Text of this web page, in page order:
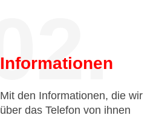
02.
Informationen
Mit den Informationen, die wir
über das Telefon von ihnen